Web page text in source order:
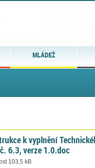
MLÁDEŽ
k vyplnění
6.3, verze 1.0.doc
103,5 kB